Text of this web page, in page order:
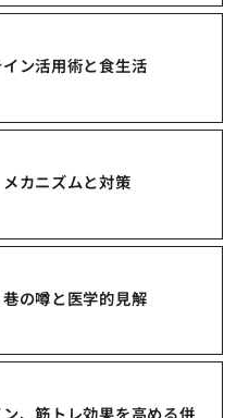
ン活用術と食生活
カニズムと対策
の噂と医学的見解
、筋トレ効果を高める併